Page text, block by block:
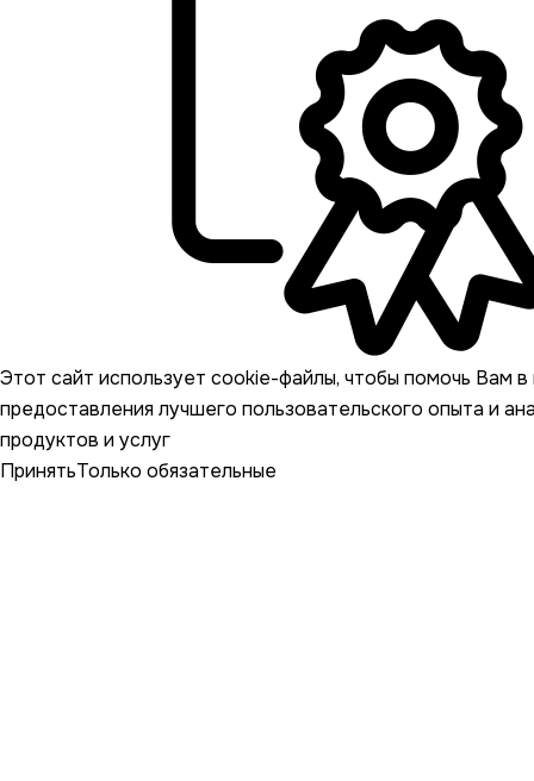
Этот сайт использует cookie-файлы, чтобы помочь Вам в
предоставления лучшего пользовательского опыта и
продуктов и услуг
ПринятьТолько обязательные